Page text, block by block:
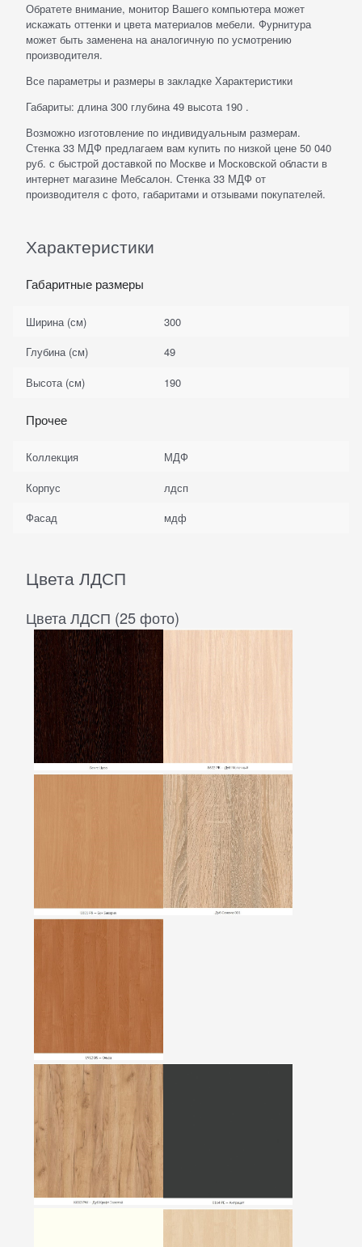
Обратете внимание, монитор Вашего компьютера может
искажать оттенки и цвета материалов мебели. Фурнитура
может быть заменена на аналогичную по усмотрению
производителя.
Все параметры и размеры в закладке Характеристики
Габариты: длина 300 глубина 49 высота 190 .
Возможно изготовление по индивидуальным размерам.
Стенка 33 МДФ предлагаем вам купить по низкой цене 50 040
руб. с быстрой доставкой по Москве и Московской области в
интернет магазине Мебсалон. Стенка 33 МДФ от
производителя с фото, габаритами и отзывами покупателей.
Характеристики
Габаритные размеры
Ширина (см)
300
Глубина (см)
49
Высота (см)
190
Прочее
Коллекция
МДФ
Корпус
лдсп
Фасад
мдф
Цвета ЛДСП
Цвета ЛДСП (25 фото)